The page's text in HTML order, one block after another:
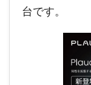
台です。